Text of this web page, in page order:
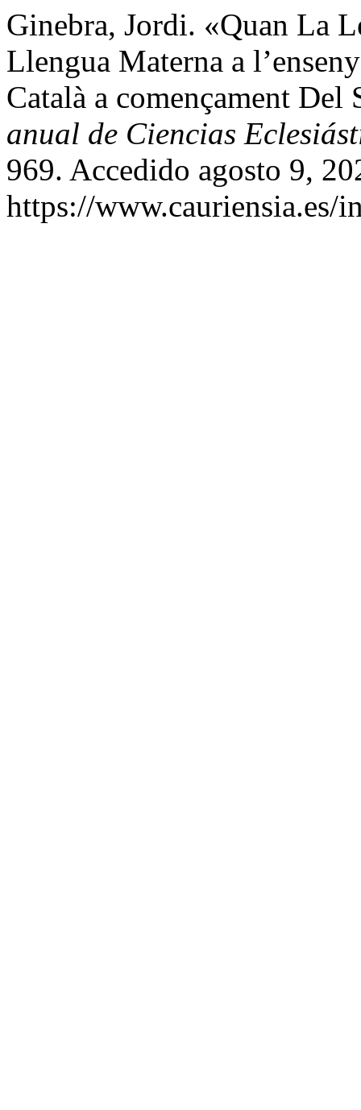
Ginebra, Jordi. «Quan La
Llengua Materna a
Català a començament
anual de Ciencias
969. Accedido agosto 9,
https://www.cauriensia.es/